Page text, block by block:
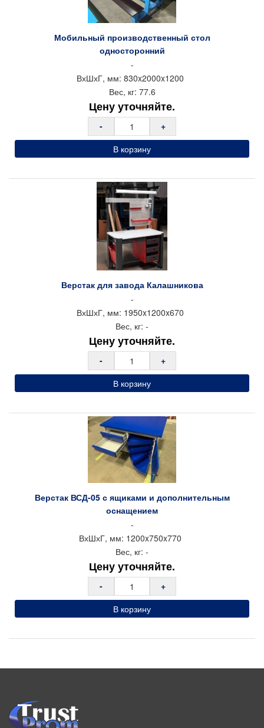
Мобильный производственный стол
односторонний
-
ВхШхГ, мм: 830x2000x1200
Вес, кг: 77.6
Цену уточняйте.
-
+
В корзину
Верстак для завода Калашникова
-
ВхШхГ, мм: 1950x1200x670
Вес, кг: -
Цену уточняйте.
-
+
В корзину
Верстак ВСД-05 с ящиками и дополнительным
оснащением
-
ВхШхГ, мм: 1200x750x770
Вес, кг: -
Цену уточняйте.
-
+
В корзину